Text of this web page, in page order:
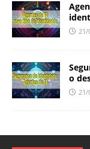
21/
o
21/